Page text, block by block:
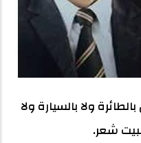
ولا بالسيارة ولا
شعر.